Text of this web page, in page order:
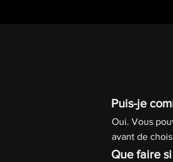
Puis-je
Oui. Vous
avant de
Que faire